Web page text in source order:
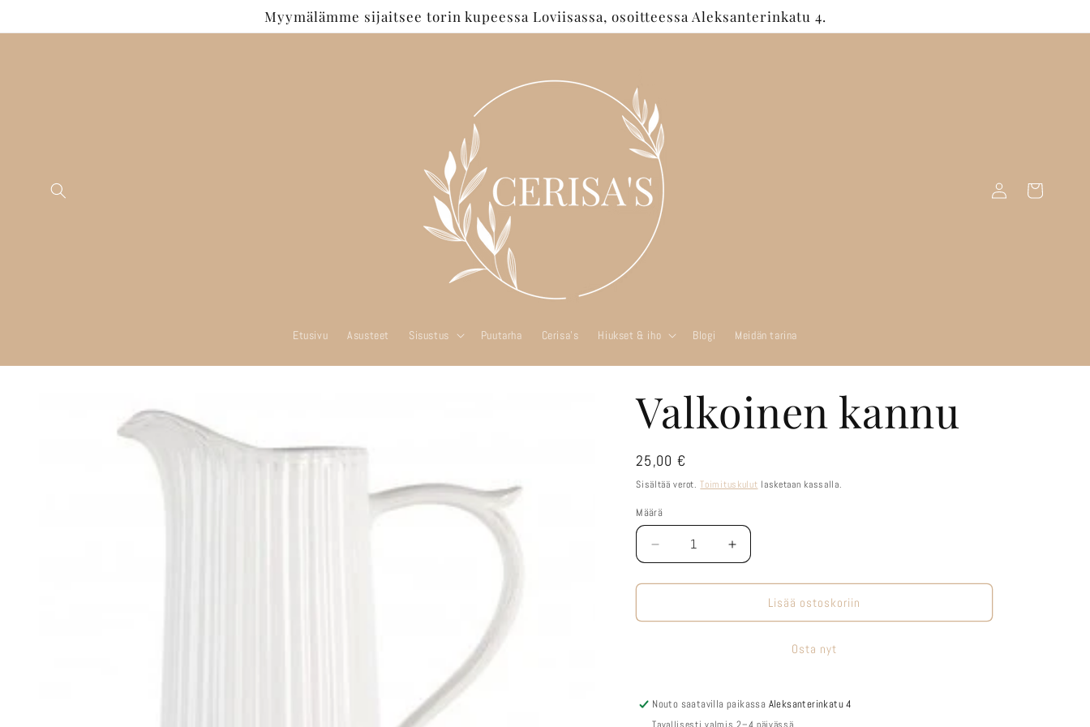
sisältöön
Myymälämme sijaitsee torin kupeessa Loviisassa, osoitteessa Aleksanterinkatu 4.
Etusivu Asusteet Sisustus Puutarha Cerisa's Hiukset & iho Blogi Meidän tarina
sisään
Ostoskori
Valkoinen kannu
Normaalihinta
25,00 €
Sisältää verot.Toimituskulut lasketaan kassalla.
Määrä
Määrä
Vähennä
tuotteen
Valkoinen
määrää
Lisää
tuotteen
Valkoinen
kannu
määrää
Lisää ostoskoriin
Osta nyt
Nouto saatavilla paikassa Aleksanterinkatu 4